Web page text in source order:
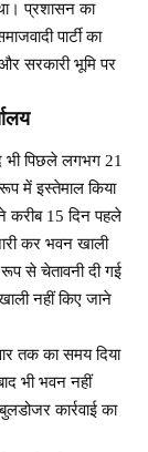
प्रशासन का
पार्टी का
और सरकारी भूमि पर
भी पिछले लगभग 21
में इस्तेमाल किया
करीब 15 दिन पहले
कर भवन खाली
से चेतावनी दी गई
नहीं किए जाने
तक का समय दिया
भी भवन नहीं
कार्रवाई का